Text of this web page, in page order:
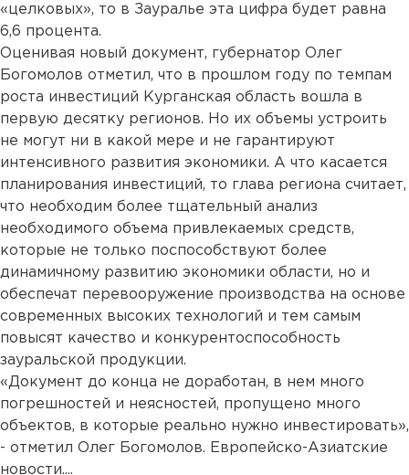
«целковых», то в Зауралье эта цифра будет равна
6,6 процента.
Оценивая новый документ, губернатор Олег
Богомолов отметил, что в прошлом году по темпам
роста инвестиций Курганская область вошла в
первую десятку регионов. Но их объемы устроить
не могут ни в какой мере и не гарантируют
интенсивного развития экономики. А что касается
планирования инвестиций, то глава региона считает,
что необходим более тщательный анализ
необходимого объема привлекаемых средств,
которые не только поспособствуют более
динамичному развитию экономики области, но и
обеспечат перевооружение производства на основе
современных высоких технологий и тем самым
повысят качество и конкурентоспособность
зауральской продукции.
«Документ до конца не доработан, в нем много
погрешностей и неясностей, пропущено много
объектов, в которые реально нужно инвестировать»,
- отметил Олег Богомолов. Европейско-Азиатские
новости....